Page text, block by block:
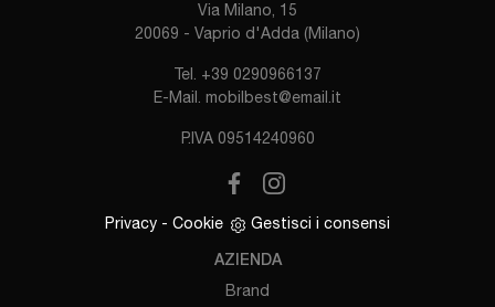
Via Milano, 15
20069 - Vaprio d'Adda (Milano)
Tel. +39 0290966137
E-Mail. mobilbest@email.it
P.IVA 09514240960
Privacy - Cookie Gestisci i consensi
AZIENDA
Brand